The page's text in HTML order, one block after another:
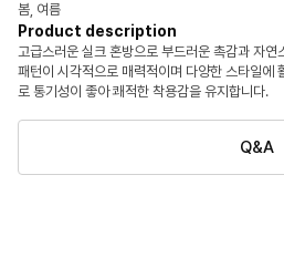
봄, 여름
Product description
고급스러운 실크 혼방으로 부드러운 촉감과 자
패턴이 시각적으로 매력적이며 다양한 스타일에
로 통기성이 좋아 쾌적한 착용감을 유지합니다.
Q&A